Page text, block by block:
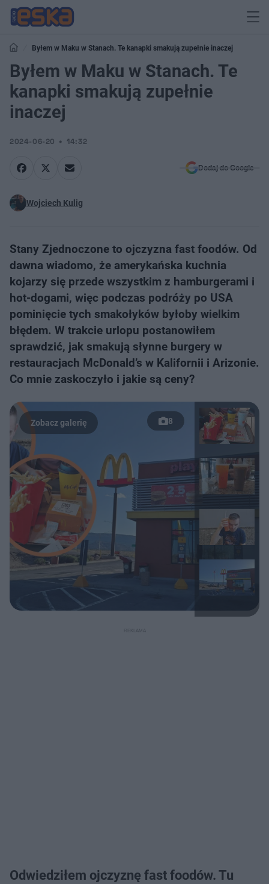
Byłem w Maku w Stanach. Te kanapki smakują zupełnie inaczej
Byłem w Maku w Stanach. Te
kanapki smakują zupełnie
inaczej
2024-06-20 14:32
Dodaj do Google
Wojciech Kulig
Stany Zjednoczone to ojczyzna fast foodów. Od
dawna wiadomo, że amerykańska kuchnia
kojarzy się przede wszystkim z hamburgerami i
hot-dogami, więc podczas podróży po USA
pominięcie tych smakołyków byłoby wielkim
błędem. W trakcie urlopu postanowiłem
sprawdzić, jak smakują słynne burgery w
restauracjach McDonald’s w Kalifornii i Arizonie.
Co mnie zaskoczyło i jakie są ceny?
8
Odwiedziłem ojczyznę fast foodów. Tu